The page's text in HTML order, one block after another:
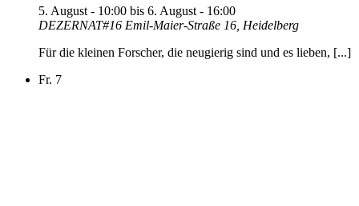
5. August - 10:00 bis 6. August - 16:00
DEZERNAT#16 Emil-Maier-Straße 16, Heidelberg
Für die kleinen Forscher, die neugierig sind und es lieben, [...]
Fr. 7